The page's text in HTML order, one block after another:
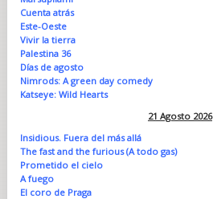
Cuenta atrás
Este-Oeste
Vivir la tierra
Palestina 36
Días de agosto
Nimrods: A green day comedy
Katseye: Wild Hearts
21 Agosto 2026
Insidious. Fuera del más allá
The fast and the furious (A todo gas)
Prometido el cielo
A fuego
El coro de Praga